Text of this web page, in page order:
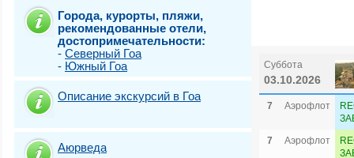
Города, курорты, пляжи,
рекомендованные отели,
достопримечательности:
- Северный Гоа
- Южный Гоа
Описание экскурсий в Гоа
Аюрведа
Суббота
03.10.2026
7 Аэрофлот
7
Аэрофлот